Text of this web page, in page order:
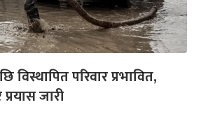
विस्थापित परिवार प्रभावित,
प्रयास जारी